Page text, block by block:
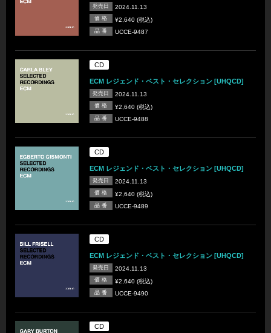
発売日 2024.11.13
価 格 ¥2,640 (税込)
品 番 UCCE-9487
CD
ECM レジェンド・ベスト・セレクション [UHQCD]
発売日 2024.11.13
価 格 ¥2,640 (税込)
品 番 UCCE-9488
CD
ECM レジェンド・ベスト・セレクション [UHQCD]
発売日 2024.11.13
価 格 ¥2,640 (税込)
品 番 UCCE-9489
CD
ECM レジェンド・ベスト・セレクション [UHQCD]
発売日 2024.11.13
価 格 ¥2,640 (税込)
品 番 UCCE-9490
CD